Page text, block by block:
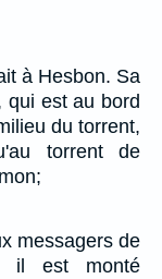
à Hesbon. Sa
qui est au bord
du torrent,
torrent de
messagers de
il est monté